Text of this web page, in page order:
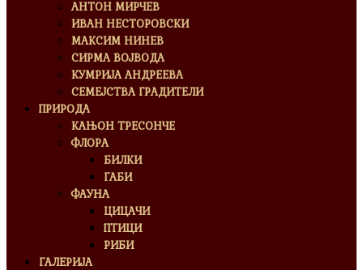
АНТОН МИРЧЕВ
ИВАН НЕСТОРОВСКИ
МАКСИМ НИНЕВ
СИРМА ВОЈВОДА
КУМРИЈА АНДРЕЕВА
СЕМЕЈСТВА ГРАДИТЕЛИ
ПРИРОДА
КАЊОН ТРЕСОНЧЕ
ФЛОРА
БИЛКИ
ГАБИ
ФАУНА
ЦИЦАЧИ
ПТИЦИ
РИБИ
ГАЛЕРИЈА